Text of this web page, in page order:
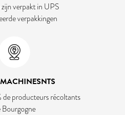
verpakt in UPS
verpakkingen
de producteurs récoltants
Bourgogne